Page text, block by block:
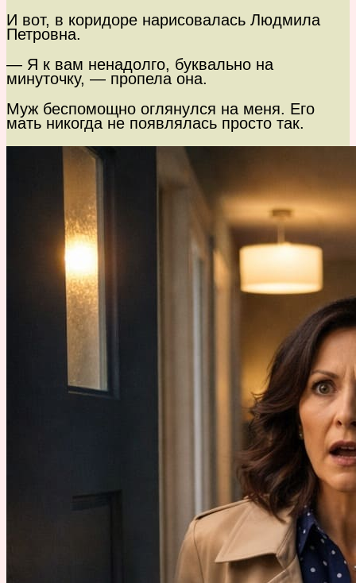
И вот, в коридоре нарисовалась Людмила
Петровна.
— Я к вам ненадолго, буквально на
минуточку, — пропела она.
Муж беспомощно оглянулся на меня. Его
мать никогда не появлялась просто так.